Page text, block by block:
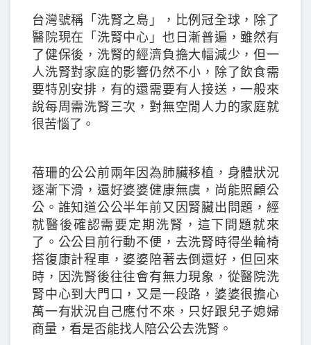
台灣號稱「洗腎之島」，比例冠全球，除了
醫院現在「洗腎中心」也日漸普遍，雖然有
了健保後，洗腎的經濟負擔大幅減少，但一
人洗腎對家庭的影響仍然不小，除了飲食需
要特別安排，有的還需要有人接送，一般來
說每周需洗腎三次，對無空閒人力的家庭就
很苦惱了。
蓓珊的公公前兩年因為肺臟移植，身體狀況
逐漸下滑，還好婆婆健康無虞，尚能照顧公
公。誰知道公公半年前又因腎臟出問題，經
就醫後確認需要定期洗腎，這下問題就來
了。公公目前行動不便，去洗腎時得坐輪椅
搭復康計程車，婆婆陪著去倒還好，但回來
時，因洗腎後往往會有無力現象，從醫院洗
腎中心到大門口，又是一段路，婆婆很擔心
萬一有狀況自己應付不來，只好跟兒子媳婦
商量，看是否能找人陪公公去洗腎。